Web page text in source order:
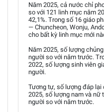
Năm 2025, cả nước chỉ
so với 121 linh mục năm
42,1%. Trong số 16 giáo
— Chuncheon, Wonju,
cho bất kỳ linh mục mới
Năm 2025, số lượng
người so với năm trước.
2022, số lượng sinh viên
người.
Tương tự, số lượng đáp lại
2025, số lượng nam và nữ
người so với năm trước.